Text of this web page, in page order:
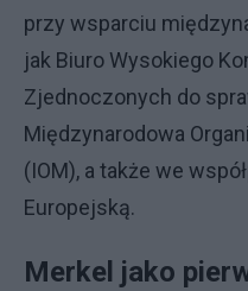
przy wsparciu
jak Biuro Wysokiego
Zjednoczonych do
Międzynarodowa
(IOM), a także we
Europejską.
Merkel jako